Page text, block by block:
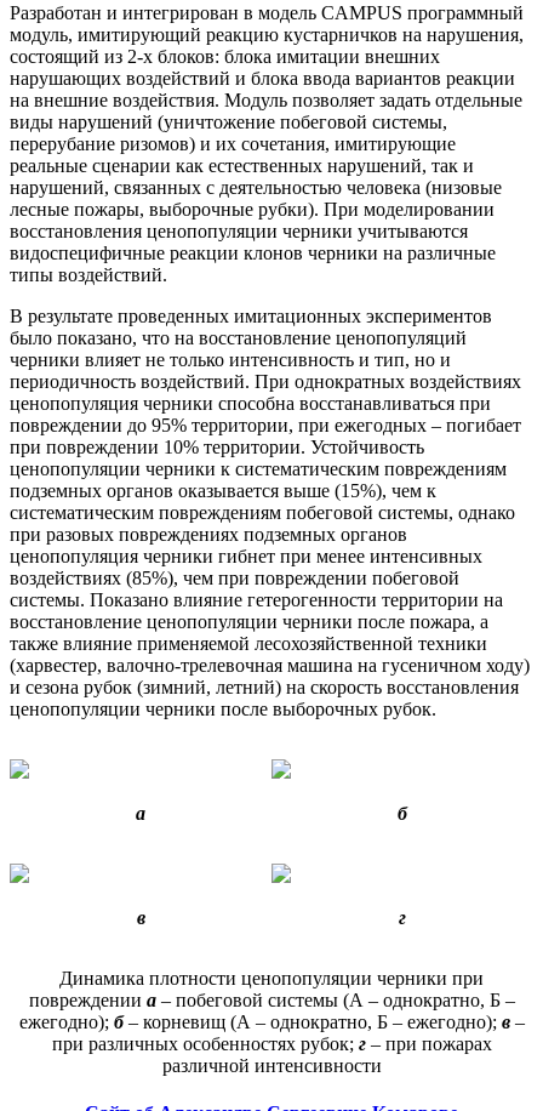
Разработан и интегрирован в модель CAMPUS программный
модуль, имитирующий реакцию кустарничков на нарушения,
состоящий из 2-х блоков: блока имитации внешних
нарушающих воздействий и блока ввода вариантов реакции
на внешние воздействия. Модуль позволяет задать отдельные
виды нарушений (уничтожение побеговой системы,
перерубание ризомов) и их сочетания, имитирующие
реальные сценарии как естественных нарушений, так и
нарушений, связанных с деятельностью человека (низовые
лесные пожары, выборочные рубки). При моделировании
восстановления ценопопуляции черники учитываются
видоспецифичные реакции клонов черники на различные
типы воздействий.
В результате проведенных имитационных экспериментов
было показано, что на восстановление ценопопуляций
черники влияет не только интенсивность и тип, но и
периодичность воздействий. При однократных воздействиях
ценопопуляция черники способна восстанавливаться при
повреждении до 95% территории, при ежегодных – погибает
при повреждении 10% территории. Устойчивость
ценопопуляции черники к систематическим повреждениям
подземных органов оказывается выше (15%), чем к
систематическим повреждениям побеговой системы, однако
при разовых повреждениях подземных органов
ценопопуляция черники гибнет при менее интенсивных
воздействиях (85%), чем при повреждении побеговой
системы. Показано влияние гетерогенности территории на
восстановление ценопопуляции черники после пожара, а
также влияние применяемой лесохозяйственной техники
(харвестер, валочно-трелевочная машина на гусеничном ходу)
и сезона рубок (зимний, летний) на скорость восстановления
ценопопуляции черники после выборочных рубок.
а б
в г
Динамика плотности ценопопуляции черники при
повреждении а– побеговой системы (А – однократно, Б –
ежегодно); б– корневищ (А – однократно, Б – ежегодно); в–
при различных особенностях рубок; г– при пожарах
различной интенсивности